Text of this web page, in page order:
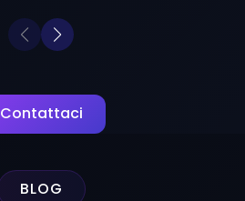
Contattaci
BLOG